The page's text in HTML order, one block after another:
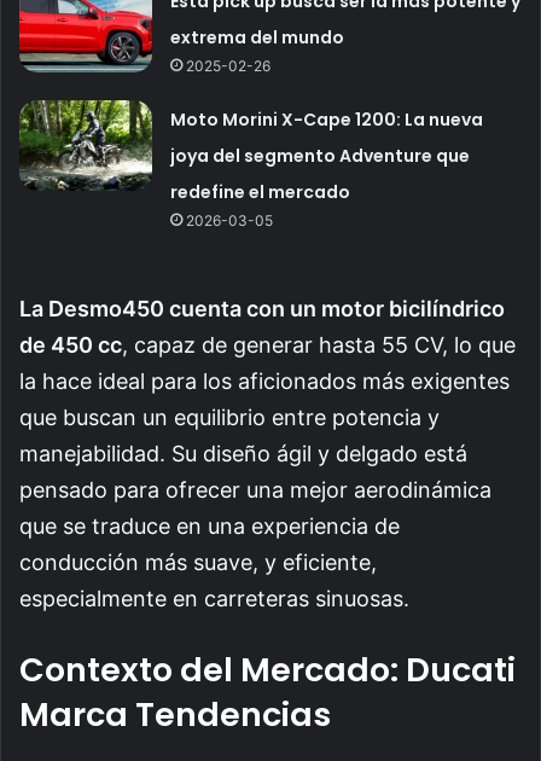
extrema del mundo
2025-02-26
Moto Morini X-Cape 1200: La nueva
joya del segmento Adventure que
redefine el mercado
2026-03-05
La Desmo450 cuenta con un motor bicilíndrico
de 450 cc, capaz de generar hasta 55 CV, lo que
la hace ideal para los aficionados más exigentes
que buscan un equilibrio entre potencia y
manejabilidad. Su diseño ágil y delgado está
pensado para ofrecer una mejor aerodinámica
que se traduce en una experiencia de
conducción más suave, y eficiente,
especialmente en carreteras sinuosas.
Contexto del Mercado: Ducati
Marca Tendencias